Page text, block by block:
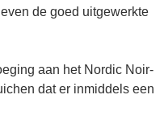
de goed uitgewerkte
aan het Nordic Noir-
dat er inmiddels een